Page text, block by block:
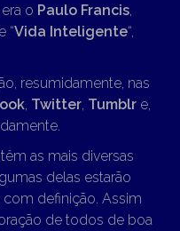
o Paulo Francis
“Vida Inteligente“,
resumidamente, nas
Twitter Tumblr e,
as mais diversas
delas estarão
definição. Assim
de todos de boa